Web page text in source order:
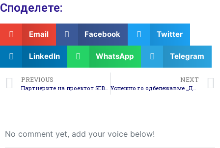
Споделeте:
Email Facebook Twitter
LinkedIn WhatsApp Telegram
PREVIOUS NEXT
Успешно го одбележавме „Денот на регионот“!
No comment yet, add your voice below!